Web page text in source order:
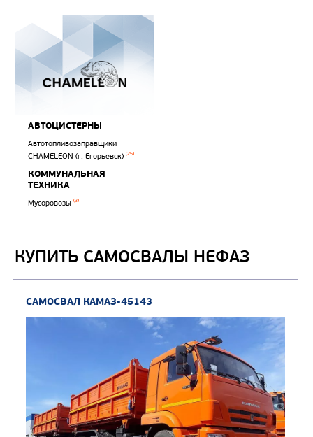
АВТОЦИСТЕРНЫ
Автотопливозаправщики
CHAMELEON (г. Егорьевск)(25)
КУПИТЬ САМОСВАЛЫ НЕФАЗ